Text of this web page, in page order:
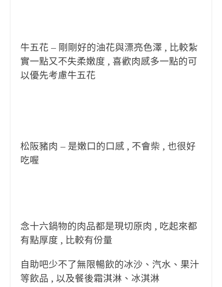
牛五花 – 剛剛好的油花與漂亮色澤 , 比較紮
實一點又不失柔嫩度 , 喜歡肉感多一點的可
以優先考慮牛五花
松阪豬肉 – 是嫩口的口感 , 不會柴 , 也很好
吃喔
念十六鍋物的肉品都是現切原肉 , 吃起來都
有點厚度 , 比較有份量
自助吧少不了無限暢飲的冰沙、汽水、果汁
等飲品 , 以及餐後霜淇淋、冰淇淋